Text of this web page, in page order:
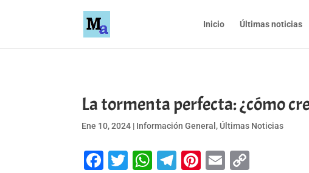
Inicio Últimas noticias
La tormenta perfecta: ¿cómo
Ene 10, 2024 | Información General , Últimas Noticias
Facebook
Twitter
WhatsApp
Telegram
Pinterest
Email